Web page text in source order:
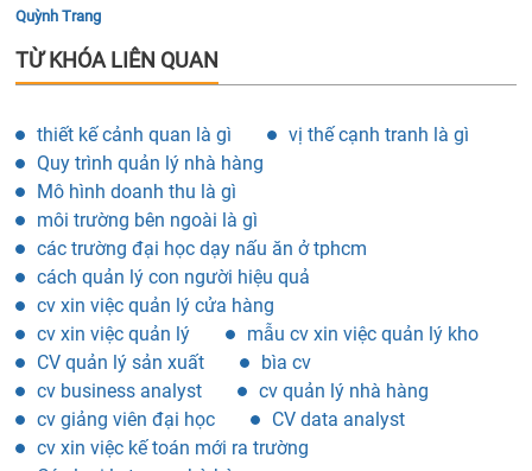
Giải mã Chiến lược đại dương xanh là gì? Điểm mới của chiến
Quỳnh Trang
TỪ KHÓA LIÊN QUAN
thiết kế cảnh quan là gì
vị thế cạnh tranh là gì
Quy trình quản lý nhà hàng
Mô hình doanh thu là gì
môi trường bên ngoài là gì
các trường đại học dạy nấu ăn ở tphcm
cách quản lý con người hiệu quả
cv xin việc quản lý cửa hàng
cv xin việc quản lý
mẫu cv xin việc quản lý kho